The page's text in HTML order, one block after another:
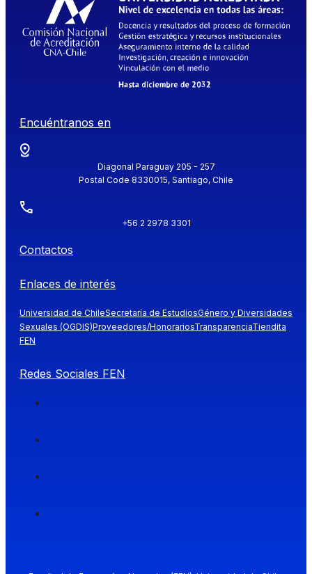
Encuéntranos en
Diagonal Paraguay 205 - 257
Postal Code 8330015, Santiago, Chile
+56 2 2978 3301
Contactos
Enlaces de interés
Universidad de ChileSecretaría de EstudiosGénero y Diversidades
Sexuales (OGDIS)Proveedores/HonorariosTransparenciaTiendita
FEN
Redes Sociales FEN